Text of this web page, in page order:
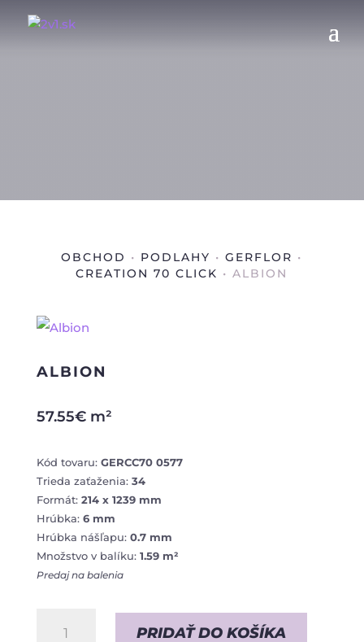
OBCHOD • PODLAHY •GERFLOR •
CREATION 70 CLICK • ALBION
ALBION
57.55€ m²
Kód tovaru: GERCC70 0577
Trieda zaťaženia:34
Formát:214 x 1239 mm
Hrúbka: 6 mm
Hrúbka nášľapu: 0.7 mm
Množstvo v balíku: 1.59 m²
Predaj na balenia
PRIDAŤ DO KOŠÍKA